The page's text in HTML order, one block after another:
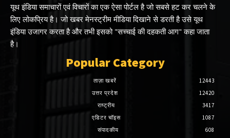
यूथ इंडिया समाचारों एवं विचारों का एक ऐसा पोर्टल है जो सबसे हट कर चलने के
लिए लोकप्रिय है। जो खबर मेनस्ट्रीम मीडिया दिखाने से डरती है उसे यूथ
इंडिया उजागर करता है और तभी इसको "सच्चाई की दहकती आग" कहा जाता
है।
Popular Category
ताज़ा खबरें
12443
उत्तर प्रदेश
12420
राष्ट्रीय
3417
एडिटर चॉइस
1087
संपादकीय
608